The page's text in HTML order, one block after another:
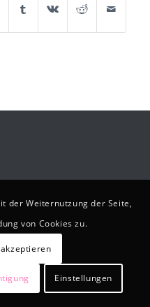
der Weiternutzung der Seite,
von Cookies zu.
Einstellungen